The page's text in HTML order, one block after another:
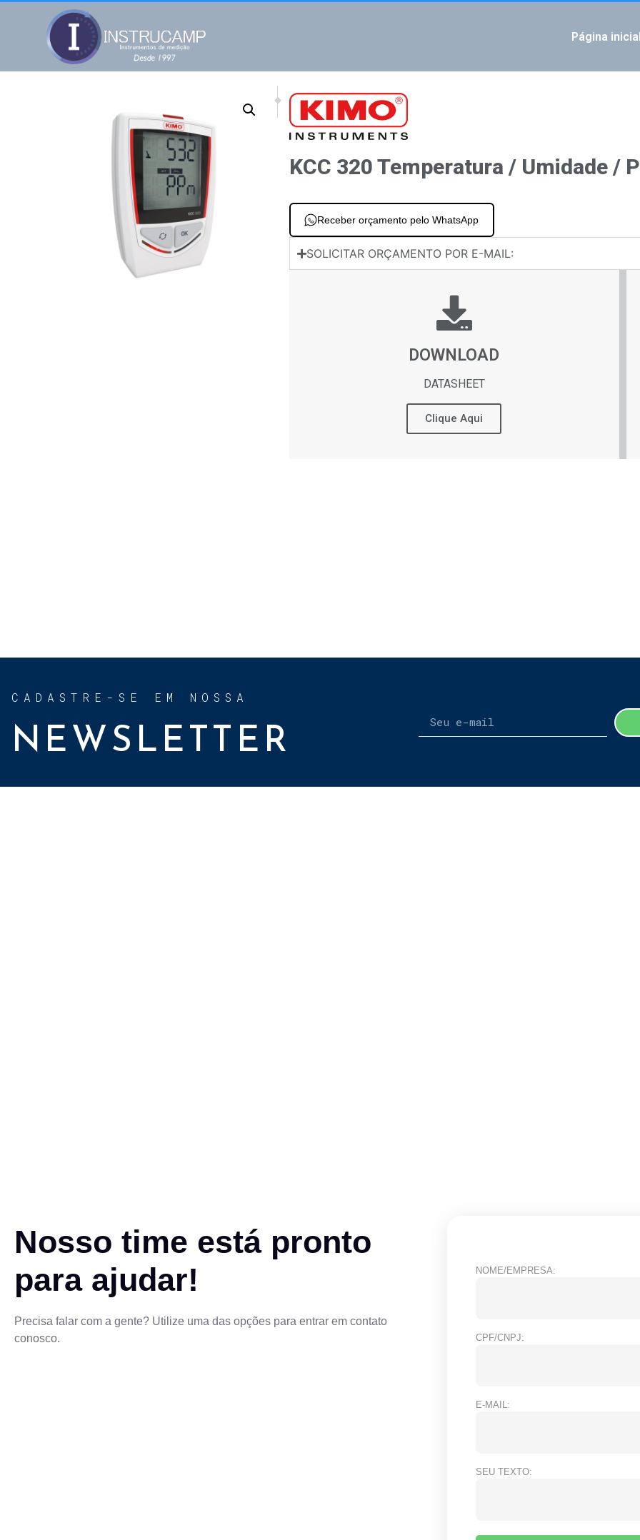
Página inicial
PREVIOUS
KPA 320 Temperatura / Umidade / Pressão atmosférica
NEXT
KTT 220 Temperatura
KCC 320 Temperatura / Umidade /
Receber orçamento pelo WhatsApp
SOLICITAR ORÇAMENTO POR E-MAIL:
DOWNLOAD
DATASHEET
Clique Aqui
CADASTRE-SE EM NOSSA
NEWSLETTER
Nosso time está pronto
para ajudar!
Precisa falar com a gente? Utilize uma das opções para entrar em contato
conosco.
NOME/EMPRESA:
CPF/CNPJ:
E-MAIL:
SEU TEXTO: